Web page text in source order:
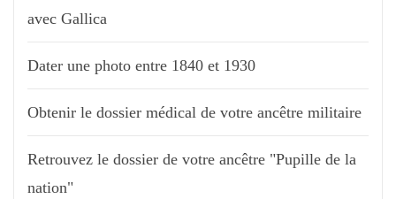
avec Gallica
Dater une photo entre 1840 et 1930
Obtenir le dossier médical de votre ancêtre militaire
Retrouvez le dossier de votre ancêtre "Pupille de la
nation"